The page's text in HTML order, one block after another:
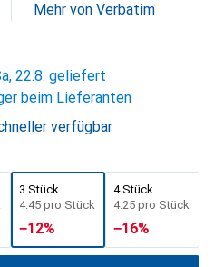
Mehr von Verbatim
22.8. geliefert
beim Lieferanten
verfügbar
3 Stück
CHF
4.45 pro Stück
−12%
4 Stück
CHF
4.25 pro Stück
−16%